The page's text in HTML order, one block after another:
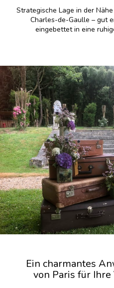
Strategische Lage in der
Charles-de-Gaulle – gut
eingebettet in eine
Ein charmantes
von Paris für